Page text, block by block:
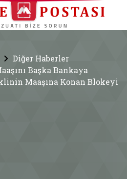
Diğer Haberler
Başka Bankaya
Maaşına Konan Blokeyi